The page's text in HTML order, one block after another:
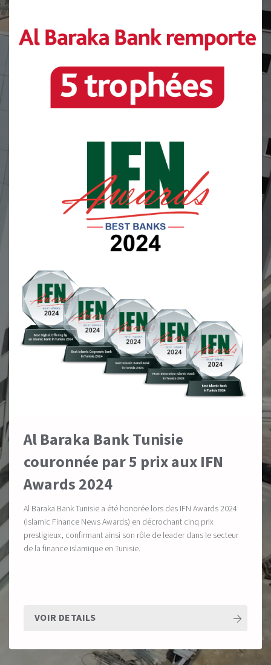
Al Baraka Bank Tunisie
couronnée par 5 prix aux IFN
Awards 2024
Al Baraka Bank Tunisie a été honorée lors des IFN Awards 2024
(Islamic Finance News Awards) en décrochant cinq prix
prestigieux, confirmant ainsi son rôle de leader dans le secteur
de la finance islamique en Tunisie.
VOIR DETAILS